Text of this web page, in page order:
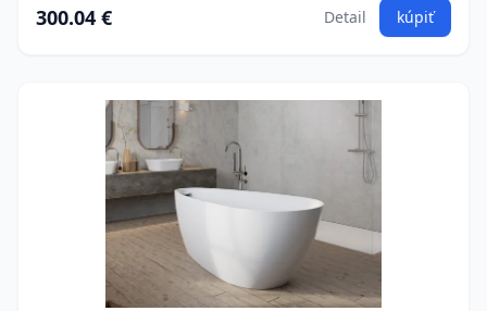
300.04 € Detail kúpiť